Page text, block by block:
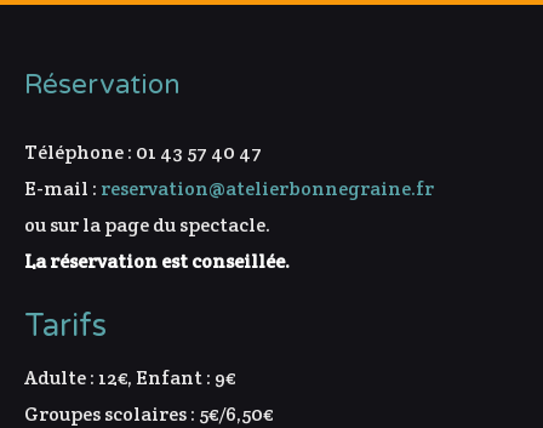
Réservation
Téléphone : 01 43 57 40 47
E-mail : reservation@atelierbonnegraine.fr
ou sur la page du spectacle.
La réservation est conseillée.
Tarifs
Adulte : 12€, Enfant : 9€
Groupes scolaires : 5€/6,50€